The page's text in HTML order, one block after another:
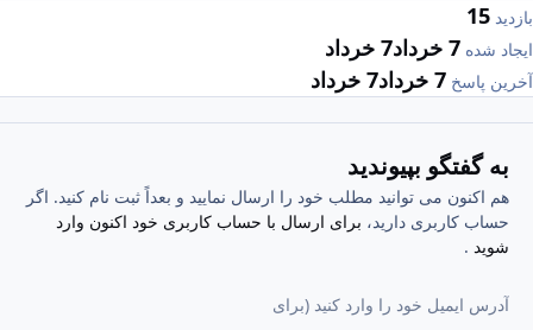
بازدید 15
ایجاد شده 7 خرداد 7 خرداد
آخرین پاسخ 7 خرداد 7 خرداد
به گفتگو بپیوندید
هم اکنون می توانید مطلب خود را ارسال نمایید و بعداً ثبت نام کنید. اگر
حساب کاربری دارید، برای ارسال با حساب کاربری خود اکنون وارد
شوید .